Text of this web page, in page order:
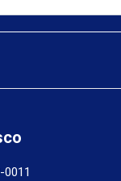
0011